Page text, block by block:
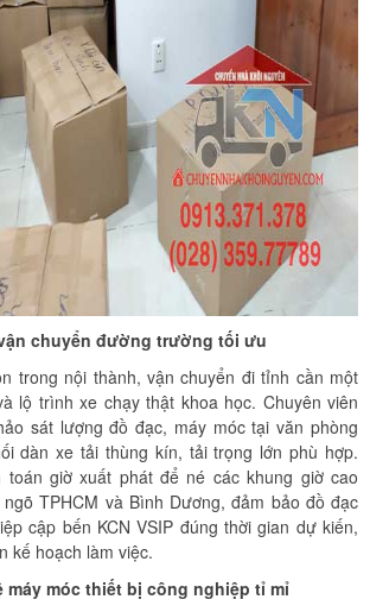
chuyển đường trường tối ưu
trong nội thành, vận chuyển đi tỉnh cần một
lộ trình xe chạy thật khoa học. Chuyên viên
sát lượng đồ đạc, máy móc tại văn phòng
dàn xe tải thùng kín, tải trọng lớn phù hợp.
toán giờ xuất phát để né các khung giờ cao
TPHCM và Bình Dương, đảm bảo đồ đạc
cập bến KCN VSIP đúng thời gian dự kiến,
kế hoạch làm việc.
máy móc thiết bị công nghiệp tỉ mỉ